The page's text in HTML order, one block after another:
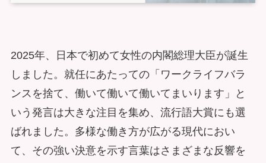
2025年、日本で初めて女性の内閣総理大臣が誕生
しました。就任にあたっての「ワークライフバラ
ンスを捨て、働いて働いて働いてまいります」と
いう発言は大きな注目を集め、流行語大賞にも選
ばれました。多様な働き方が広がる現代におい
て、その強い決意を示す言葉はさまざまな反響を